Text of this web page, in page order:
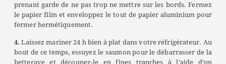
prenant garde de ne pas trop ne mettre sur les bords. Fermez
le papier film et enveloppez le tout de papier aluminium pour
fermer hermétiquement.
4. Laissez mariner 24 h bien à plat dans votre réfrigérateur. Au
bout de ce temps, essuyez le saumon pour le débarrasser de la
betterave et découpez-le en fines tranches à l’aide d’un